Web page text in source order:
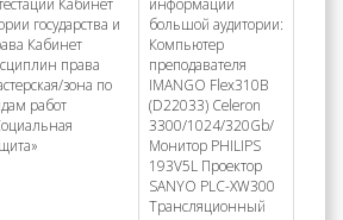
государства и
Кабинет
права
зона по
работ
большой аудитории:
Компьютер
преподавателя
IMANGO Flex310B
(D22033) Celeron
3300/1024/320Gb/
Монитор PHILIPS
193V5L Проектор
SANYO PLC-XW300
Трансляционный